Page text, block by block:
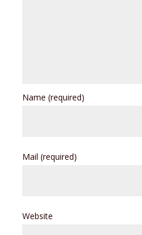
Name(required)
Mail(required)
Website